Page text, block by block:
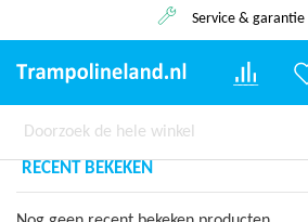
RECENT BEKEKEN
Service & garantie